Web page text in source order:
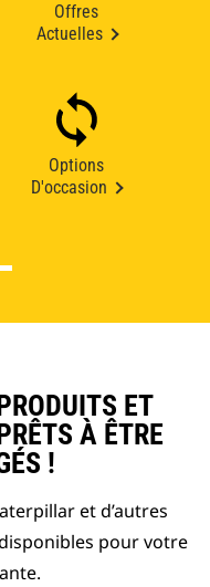
Offres
Actuelles
Options
D'occasion
ET
À ÊTRE
!
et d’autres
pour votre